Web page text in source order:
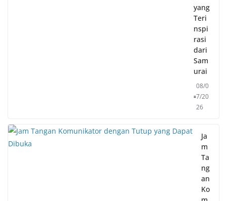
yang
Teri
nspi
rasi
dari
Sam
urai
08/0
7/20
26
Ja
m
Ta
ng
an
Ko